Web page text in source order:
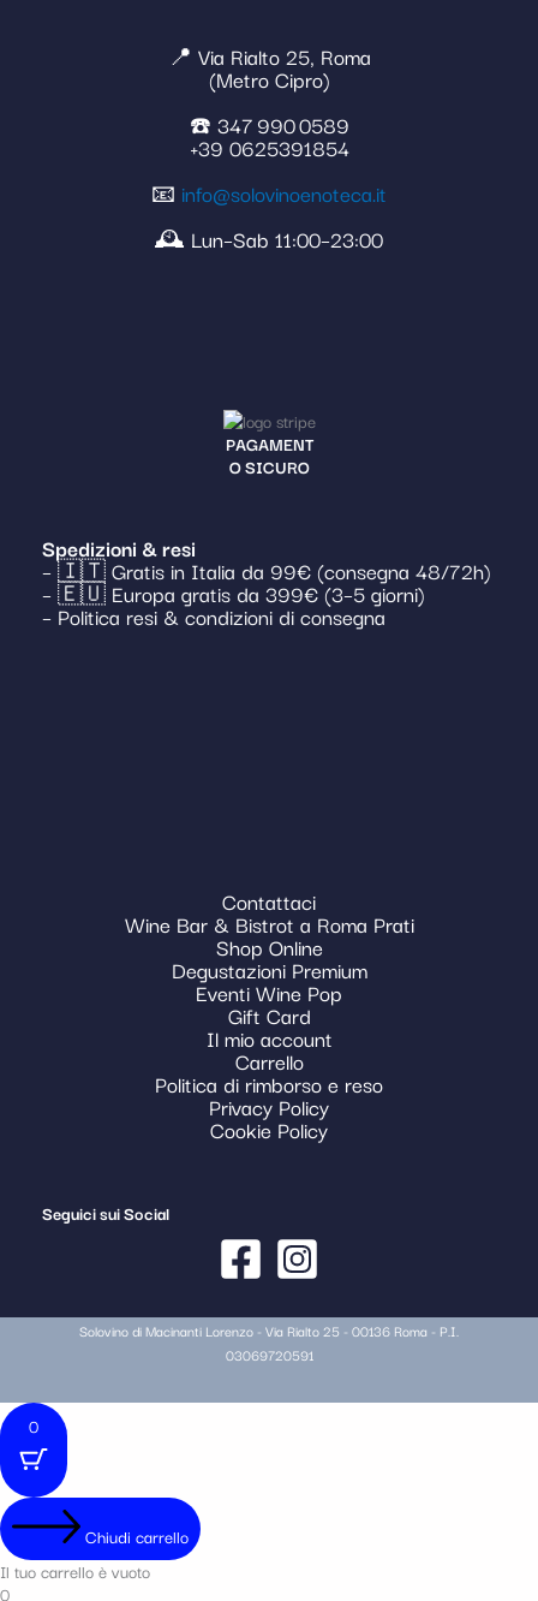
📍 Via Rialto 25, Roma
(Metro Cipro)
☎️ 347 990 0589
+39 0625391854
📧 info@solovinoenoteca.it
🕰️ Lun–Sab 11:00–23:00
PAGAMENT
O SICURO
Spedizioni & resi
– 🇮🇹 Gratis in Italia da 99€ (consegna 48/72h)
– 🇪🇺 Europa gratis da 399€ (3–5 giorni)
– Politica resi & condizioni di consegna
Contattaci
Wine Bar & Bistrot a Roma Prati
Shop Online
Degustazioni Premium
Eventi Wine Pop
Gift Card
Il mio account
Carrello
Politica di rimborso e reso
Privacy Policy
Cookie Policy
Seguici sui Social
Solovino di Macinanti Lorenzo - Via Rialto 25 - 00136 Roma - P.I.
03069720591
0
Chiudi carrello
Il tuo carrello è vuoto
0